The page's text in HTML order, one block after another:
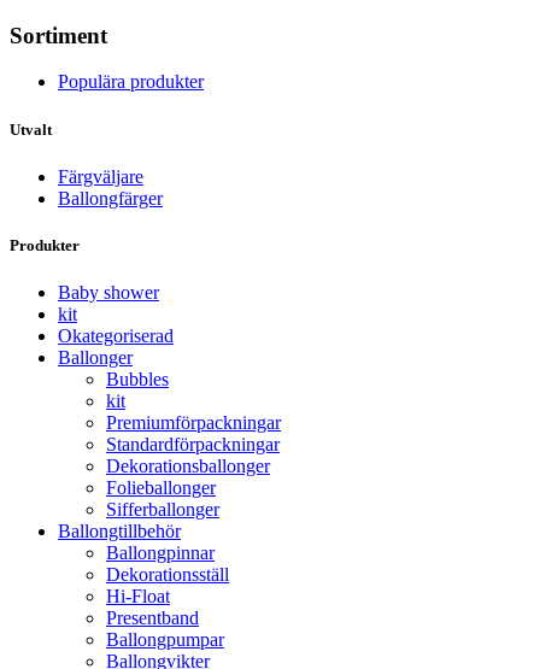
Sortiment
Populära produkter
Utvalt
Färgväljare
Ballongfärger
Produkter
Baby shower
kit
Okategoriserad
Ballonger
Bubbles
kit
Premium­förpackningar
Standard­­förpackningar
Dekorations­ballonger
Folie­­­ballonger
Siffer­­ballonger
Ballong­tillbehör
Ballongpinnar
Dekorationsställ
Hi-Float
Presentband
Ballongpumpar
Ballong­vikter